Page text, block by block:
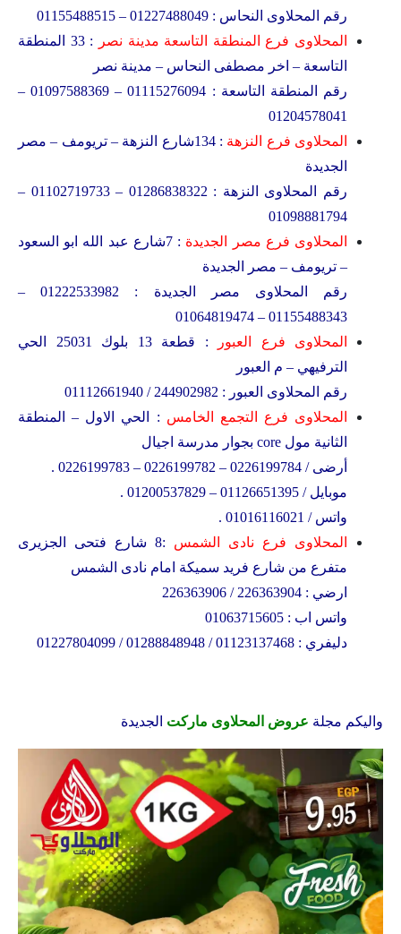
رقم المحلاوى النحاس : 01227488049 – 01155488515
المحلاوى فرع المنطقة التاسعة مدينة نصر
: 33 المنطقة
التاسعة – اخر مصطفى النحاس – مدينة نصر
رقم المنطقة التاسعة : 01115276094 – 01097588369 –
01204578041
المحلاوى فرع النزهة
: 134شارع النزهة – تريومف – مصر
الجديدة
رقم المحلاوى النزهة : 01286838322 – 01102719733 –
01098881794
المحلاوى فرع مصر الجديدة
: 7شارع عبد الله ابو السعود
– تريومف – مصر الجديدة
رقم المحلاوى مصر الجديدة : 01222533982 –
01155488343 – 01064819474
المحلاوى فرع العبور
: قطعة 13 بلوك 25031 الحي
الترفيهي – م العبور
رقم المحلاوى العبور : 244902982 / 01112661940
المحلاوى فرع التجمع الخامس : الحي الاول – المنطقة
الثانية مول core بجوار مدرسة اجيال
أرضى / 0226199784 – 0226199782 – 0226199783 .
موبايل / 01126651395 – 01200537829 .
واتس / 01016116021 .
المحلاوى فرع نادى الشمس
:8 شارع فتحى الجزيرى
متفرع من شارع فريد سميكة امام نادى الشمس
ارضي : 226363904 / 226363906
واتس اب : 01063715605
دليفري : 01123137468 / 01288848948 / 01227804099
واليكم مجلة عروض المحلاوى ماركت الجديدة